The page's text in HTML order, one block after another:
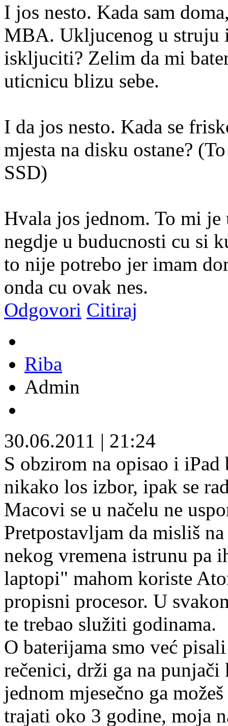
I jos nesto. Kada sam
MBA. Ukljucenog u struju
iskljuciti? Zelim da mi
uticnicu blizu sebe.
I da jos nesto. Kada se
mjesta na disku ostane?
SSD)
Hvala jos jednom. To mi
negdje u buducnosti cu si
to nije potrebo jer imam
onda cu ovak nes.
Odgovori Citiraj
Riba
Admin
30.06.2011 | 21:24
S obzirom na opisao i
nikako los izbor, ipak se
Macovi se u načelu ne
Pretpostavljam da misliš
nekog vremena istrunu pa
laptopi" mahom koriste
propisni procesor. U
te trebao služiti godinama.
O baterijama smo već
rečenici, drži ga na
jednom mjesečno ga
trajati oko 3 godine, moja